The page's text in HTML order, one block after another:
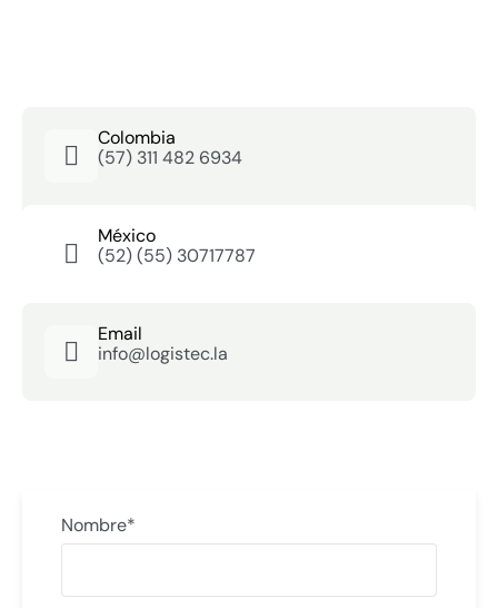
Colombia
(57) 311 482 6934
México
(52) (55) 30717787
Email
info@logistec.la
Nombre*